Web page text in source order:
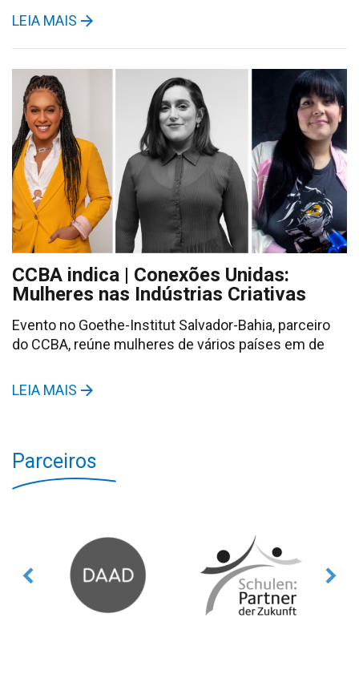
LEIA MAIS
CCBA indica | Conexões Unidas:
Mulheres nas Indústrias Criativas
Evento no Goethe-Institut Salvador-Bahia, parceiro
do CCBA, reúne mulheres de vários países em de
LEIA MAIS
Parceiros